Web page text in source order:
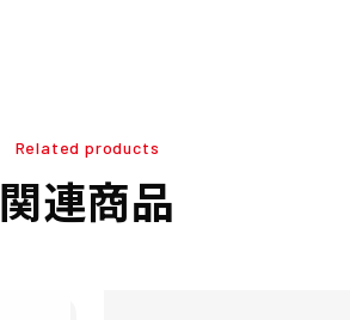
Related products
関連商品